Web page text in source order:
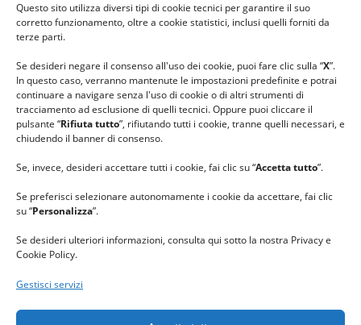
Questo sito utilizza diversi tipi di cookie tecnici per garantire il suo
corretto funzionamento, oltre a cookie statistici, inclusi quelli forniti da
terze parti.
Se desideri negare il consenso all'uso dei cookie, puoi fare clic sulla “X”.
In questo caso, verranno mantenute le impostazioni predefinite e potrai
continuare a navigare senza l'uso di cookie o di altri strumenti di
tracciamento ad esclusione di quelli tecnici. Oppure puoi cliccare il
pulsante “Rifiuta tutto”, rifiutando tutti i cookie, tranne quelli necessari, e
chiudendo il banner di consenso.
Se, invece, desideri accettare tutti i cookie, fai clic su “Accetta tutto”.
Se preferisci selezionare autonomamente i cookie da accettare, fai clic
su “Personalizza”.
Se desideri ulteriori informazioni, consulta qui sotto la nostra Privacy e
Cookie Policy.
Gestisci servizi
#lanaterapia
#ilcaloredellempatia